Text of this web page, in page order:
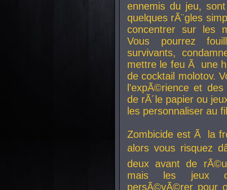
ennemis du jeu,
quelques rÃ¨gles
concentrer sur les
Vous pourrez
survivants,
mettre le feu Ã une
de cocktail molotov.
l'expÃ©rience et
de rÃ´le papier ou
les personnaliser au
Zombicide est Ã la
alors vous risquez
deux avant de
mais les jeux
persÃ©vÃ©rer pour